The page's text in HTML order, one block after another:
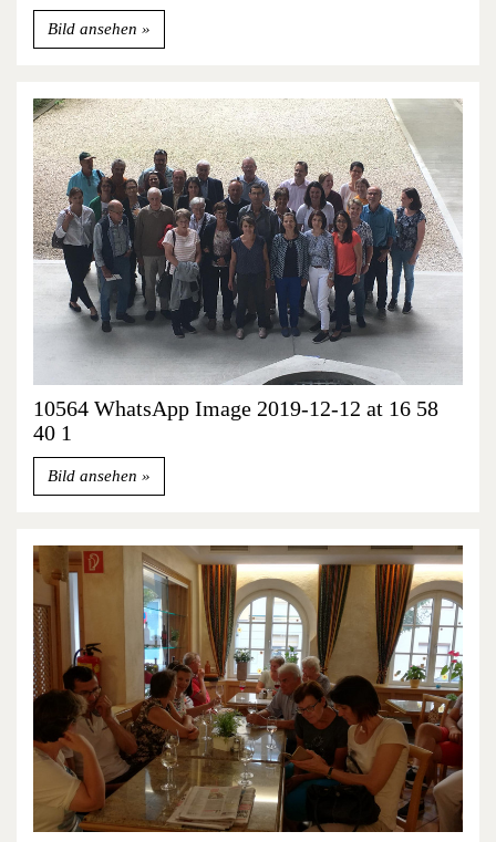
Bild ansehen
10564 WhatsApp Image 2019-12-12 at 16 58
40 1
Bild ansehen